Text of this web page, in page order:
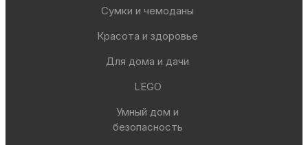
Сумки и чемоданы
Красота и здоровье
Для дома и дачи
LEGO
Умный дом и
безопасность